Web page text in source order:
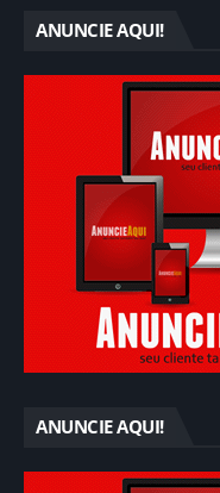
ANUNCIE AQUI!
ANUNCIE AQUI!